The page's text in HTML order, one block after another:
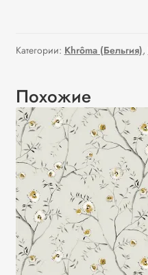
Категории: Khrôma (Бельгия),
Похожие